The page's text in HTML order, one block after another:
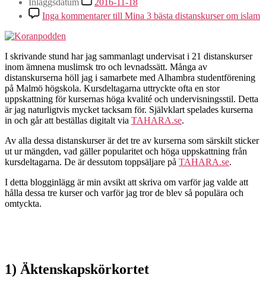
Inga kommentarertill Mina 3 bästa distanskurser om islam
I skrivande stund har jag sammanlagt undervisat i 21 distanskurser
inom ämnena muslimsk tro och levnadssätt. Många av
distanskurserna höll jag i samarbete med Alhambra studentförening
på Malmö högskola. Kursdeltagarna uttryckte ofta en stor
uppskattning för kursernas höga kvalité och undervisningsstil. Detta
är jag naturligtvis mycket tacksam för. Självklart spelades kurserna
in och går att beställas digitalt via TAHARA.se.
Av alla dessa distanskurser är det tre av kurserna som särskilt sticker
ut ur mängden, vad gäller popularitet och höga uppskattning från
kursdeltagarna. De är dessutom toppsäljare på TAHARA.se.
I detta blogginlägg är min avsikt att skriva om varför jag valde att
hålla dessa tre kurser och varför jag tror de blev så populära och
omtyckta.
1) Äktenskapskörkortet